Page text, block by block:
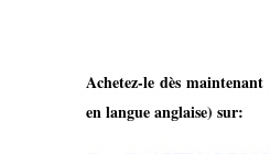
Achetez-le dès
en langue anglaise) sur: